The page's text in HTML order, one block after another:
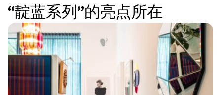
“靛蓝系列”的亮点所在